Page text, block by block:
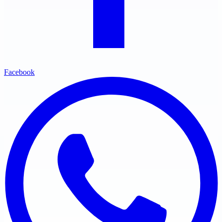
Facebook